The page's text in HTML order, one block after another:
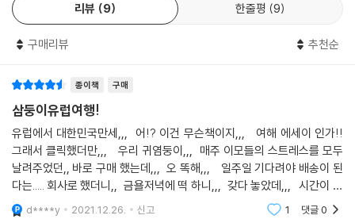
리뷰 9 한줄평 9
구매리뷰 추천순
종이책 구매
삼둥이유럽여행!
유럽에서 대한민국만세,,, 어!? 이건 무슨책이지,,, 여해 에세이 인가!!
그래서 클릭했더만,,, 우리 귀염둥이,,, 매주 이모들의 스트레스를 모두
날려주었던,, 바로 구매 했는데,,, 오 똑해,,, 일주일 기다려야 배송이 된
다는..... 회사로 했더니,, 금욜저녁에 떡 하니,,, 갖다 놓았데,,, 시간이 안
돼지만,,, 언능 보고픈 맘에 일요일에 회사와서 가지고 집으로~~~ 사
d****y 2021.12.26. 신고 1 댓글0